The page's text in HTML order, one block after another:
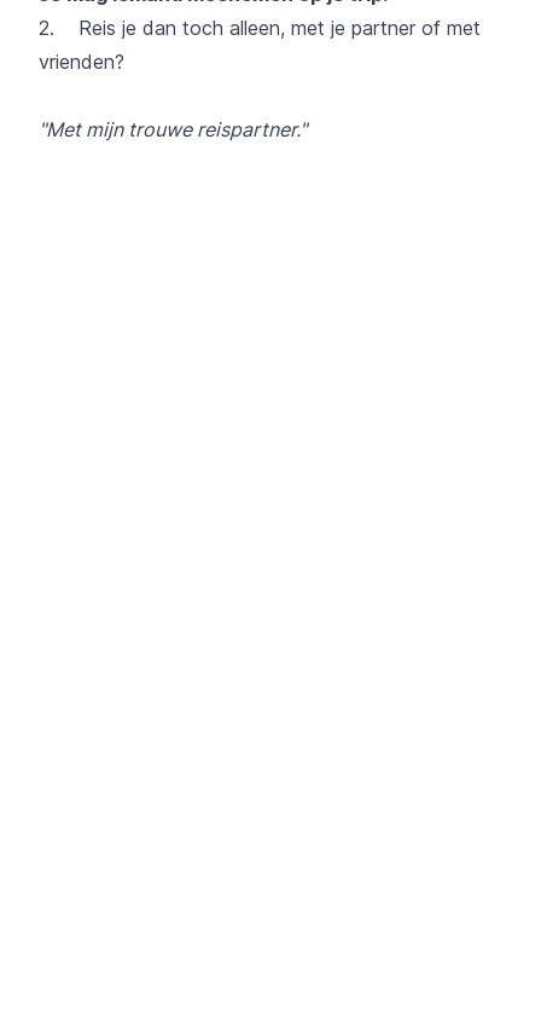
2. Reis je dan toch alleen, met je partner of met
vrienden?
"Met mijn trouwe reispartner."